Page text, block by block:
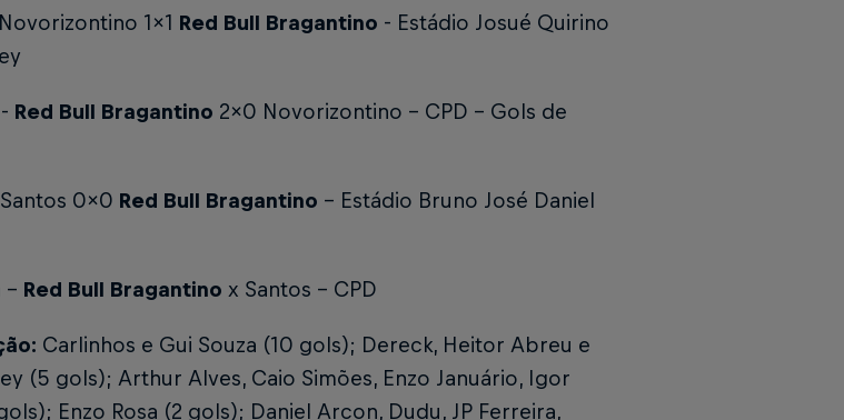
1x1 Red Bull Bragantino - Estádio Josué Quirino
Red Bull Bragantino 2x0 Novorizontino - CPD - Gols de
0x0 Red Bull Bragantino - Estádio Bruno José Daniel
- Red Bull Bragantino x Santos - CPD
Carlinhos e Gui Souza (10 gols); Dereck, Heitor Abreu e
(5 gols); Arthur Alves, Caio Simões, Enzo Januário, Igor
Enzo Rosa (2 gols); Daniel Arcon, Dudu, JP Ferreira,